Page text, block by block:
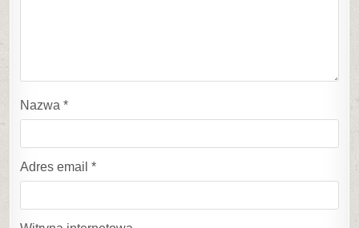
Nazwa*
Adres email*